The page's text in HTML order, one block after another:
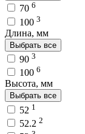
70 6
100 3
Длина, мм
Выбрать все
90 3
100 6
Высота, мм
Выбрать все
52 1
52.2 2